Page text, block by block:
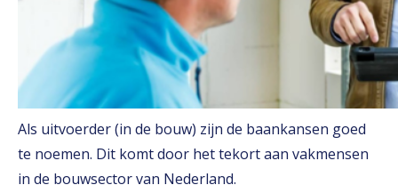
Als uitvoerder (in de bouw) zijn de baankansen goed
te noemen. Dit komt door het tekort aan vakmensen
in de bouwsector van Nederland.